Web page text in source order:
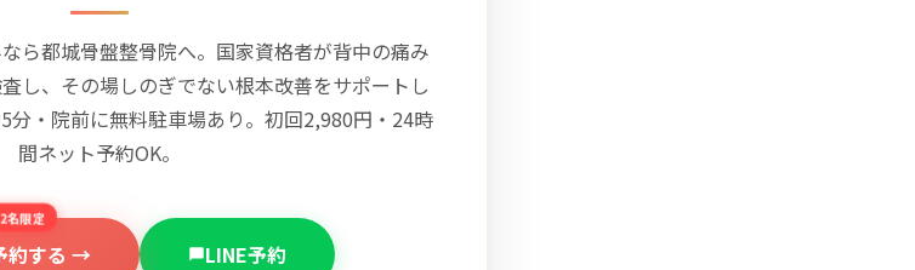
ら都城骨盤整骨院へ。国家資格者が背中の痛み
し、その場しのぎでない根本改善をサポートし
分・院前に無料駐車場あり。初回2,980円・24時
間ネット予約OK。
名限定
約する → LINE予約